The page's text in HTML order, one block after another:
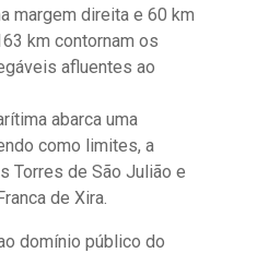
margem direita e 60 km
km contornam os
afluentes ao
abarca uma
como limites, a
Torres de São Julião e
de Xira.
domínio público do